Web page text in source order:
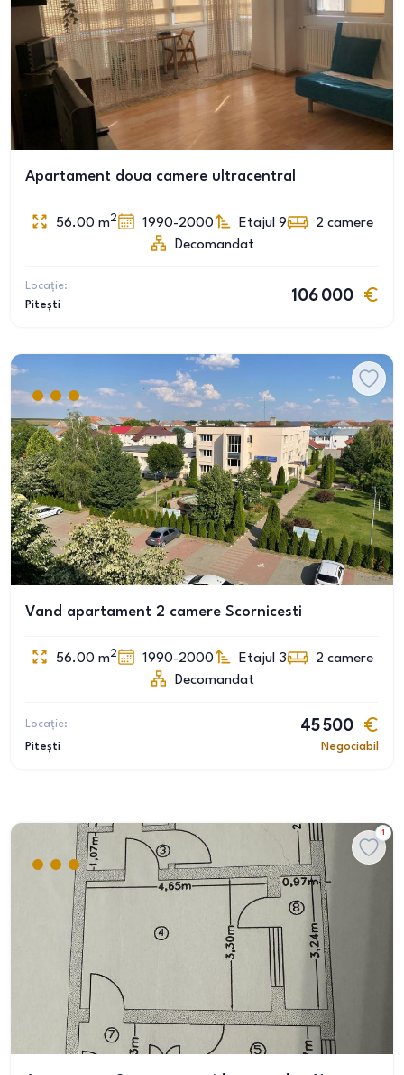
Apartament doua camere ultracentral
56.00 m2 1990-2000 Etajul 9 2 camere
Decomandat
Locație:
Pitești
106 000
Vand apartament 2 camere Scornicesti
56.00 m2 1990-2000 Etajul 3 2 camere
Decomandat
Locație:
Pitești
45 500
Negociabil
1